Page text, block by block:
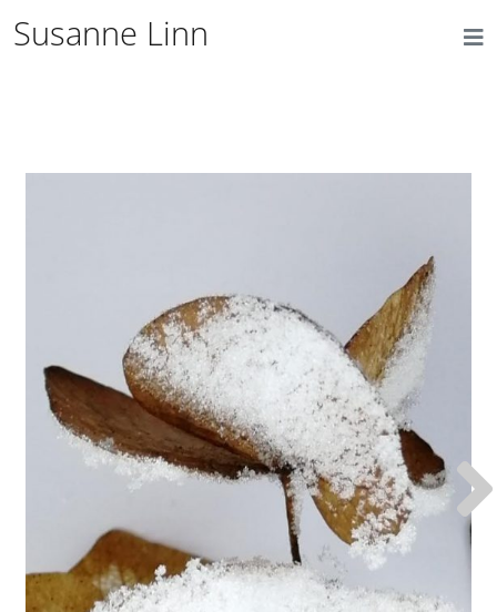
Susanne Linn